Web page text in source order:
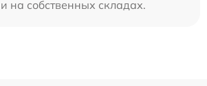
на собственных складах.